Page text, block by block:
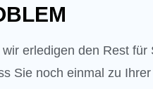
erledigen den Rest für
Sie noch einmal zu Ihrer